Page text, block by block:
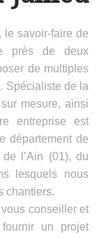
le savoir-faire de
près de deux
de multiples
Spécialiste de la
mesure, ainsi
entreprise est
département de
l’Ain (01), du
lesquels nous
chantiers.
conseiller et
un projet